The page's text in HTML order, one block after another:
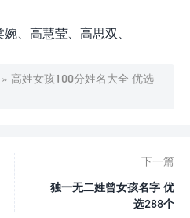
、高慧莹、高思双、
» 高姓女孩100分姓名大全 优选
下一篇
独一无二姓曾女孩名字 优
选288个